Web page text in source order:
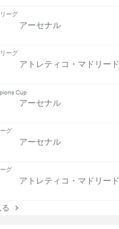
ーグ
アーセナル
ーグ
アトレティコ・マドリード
Cup
アーセナル
グ
アーセナル
グ
アトレティコ・マドリード